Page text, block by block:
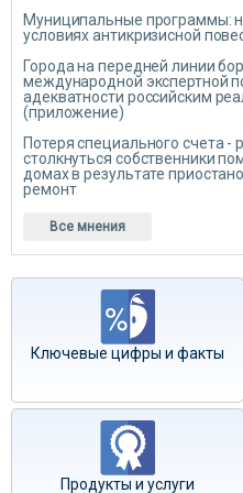
Муниципальные программы:
условиях антикризисной
Города на передней линии
международной экспертной
адекватности российским
(приложение)
Потеря специального счета -
столкнуться собственники
домах в результате
ремонт
Все мнения
Ключевые цифры и факты
Продукты и услуги